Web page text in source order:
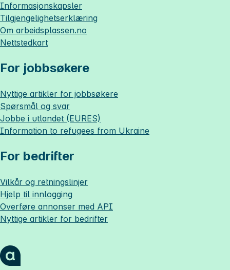
Informasjonskapsler
Tilgjengelighetserklæring
Om arbeidsplassen.no
Nettstedkart
For jobbsøkere
Nyttige artikler for jobbsøkere
Spørsmål og svar
Jobbe i utlandet (EURES)
Information to refugees from Ukraine
For bedrifter
Vilkår og retningslinjer
Hjelp til innlogging
Overføre annonser med API
Nyttige artikler for bedrifter